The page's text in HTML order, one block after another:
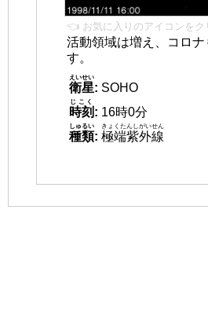
👈 お気に入りのアイコンをク
活動領域は増え、コロナ
す。
衛星
えいせい
: SOHO
時刻
じこく
: 16時0分
種類
しゅるい
: 極端紫外線
きょくたんしがいせん